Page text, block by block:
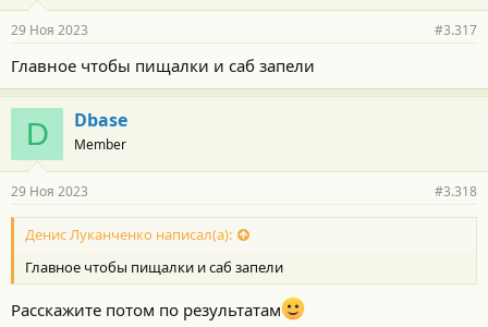
29 Ноя 2023 #3.317
Главное чтобы пищалки и саб запели
D Dbase
Member
29 Ноя 2023 #3.318
Денис Луканченко написал(а):
Главное чтобы пищалки и саб запели
Расскажите потом по результатам